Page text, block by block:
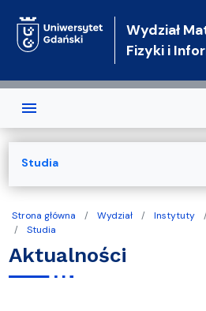
Wydział
Fizyki i
Strona główna Wydział Instytuty
Studia
Aktualności
Studia